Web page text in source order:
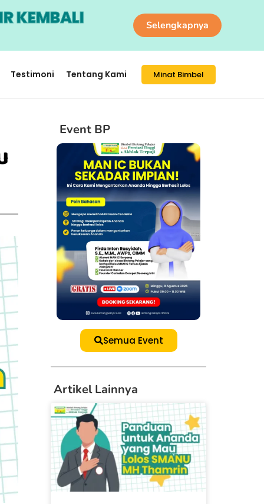
KEMBALI Selengkapnya
Testimoni Tentang Kami Minat Bimbel
Event BP
Semua Event
Artikel Lainnya